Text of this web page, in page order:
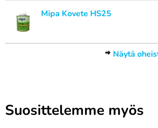
Mipa Kovete HS25
Näytä
Suosittelemme myös